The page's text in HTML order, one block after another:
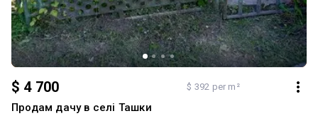
$ 4 700 $ 392 per m²
Продам дачу в селі Ташки